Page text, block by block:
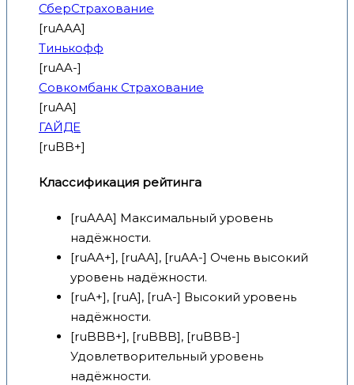
СберСтрахование
[ruAAA]
Тинькофф
[ruAA-]
Совкомбанк Страхование
[ruAA]
ГАЙДЕ
[ruBB+]
Классификация рейтинга
[ruAAA] Максимальный уровень
надёжности.
[ruAA+], [ruAA], [ruAA-] Очень высокий
уровень надёжности.
[ruA+], [ruA], [ruA-] Высокий уровень
надёжности.
[ruBBB+], [ruBBB], [ruBBB-]
Удовлетворительный уровень
надёжности.